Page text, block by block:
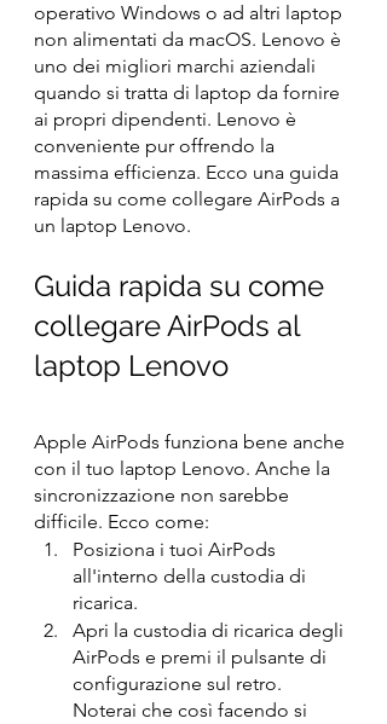
operativo Windows o ad altri laptop
non alimentati da macOS. Lenovo è
uno dei migliori marchi aziendali
quando si tratta di laptop da fornire
ai propri dipendenti. Lenovo è
conveniente pur offrendo la
massima efficienza. Ecco una guida
rapida su come collegare AirPods a
un laptop Lenovo.
Guida rapida su come
collegare AirPods al
laptop Lenovo
Apple AirPods funziona bene anche
con il tuo laptop Lenovo. Anche la
sincronizzazione non sarebbe
difficile. Ecco come:
Posiziona i tuoi AirPods
all'interno della custodia di
ricarica.
Apri la custodia di ricarica degli
AirPods e premi il pulsante di
configurazione sul retro.
Noterai che così facendo si